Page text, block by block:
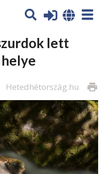
lett
print
Hetedhétország.hu